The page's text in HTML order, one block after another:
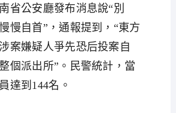
省公安廳發布消息說“別
慢自首”，通報提到，“東方
案嫌疑人爭先恐后投案自
個派出所”。民警統計，當
達到144名。